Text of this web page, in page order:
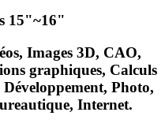
15"~16"
Images 3D, CAO,
graphiques, Calculs
Développement, Photo,
Internet.